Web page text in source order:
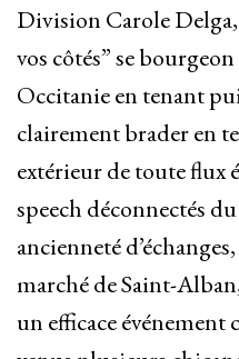
Division Carole Delga,
vos côtés” se
Occitanie en tenant
clairement brader en
extérieur de toute flux
speech déconnectés
ancienneté
marché de Saint-
un efficace événement